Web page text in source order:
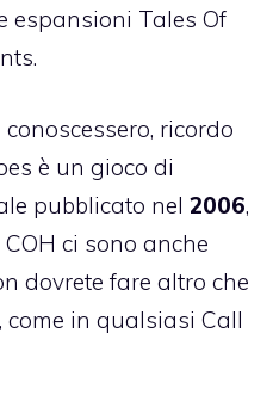
espansioni Tales Of
ricordo
è un gioco di
pubblicato nel 2006,
ci sono anche
dovrete fare altro che
in qualsiasi Call